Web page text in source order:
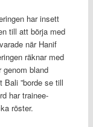
har insett
till att börja med
när Hanif
räknar med
bland
Bali ”borde se till
har trainee-
röster.